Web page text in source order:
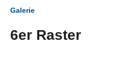
Galerie
6er Raster